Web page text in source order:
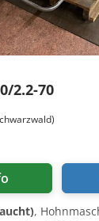
2.2-70
,